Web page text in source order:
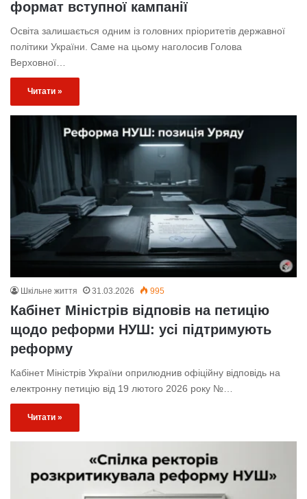
формат вступної кампанії
Освіта залишається одним із головних пріоритетів державної
політики України. Саме на цьому наголосив Голова
Верховної…
Читати »
Шкільне життя 31.03.2026 995
Кабінет Міністрів відповів на петицію
щодо реформи НУШ: усі підтримують
реформу
Кабінет Міністрів України оприлюднив офіційну відповідь на
електронну петицію від 19 лютого 2026 року №…
Читати »